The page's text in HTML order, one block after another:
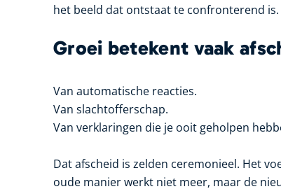
het beeld dat ontstaat te confronterend is.
Groei betekent vaak
Van automatische reacties.
Van slachtofferschap.
Van verklaringen die je ooit geholpen
Dat afscheid is zelden ceremonieel. Het
oude manier werkt niet meer, maar de